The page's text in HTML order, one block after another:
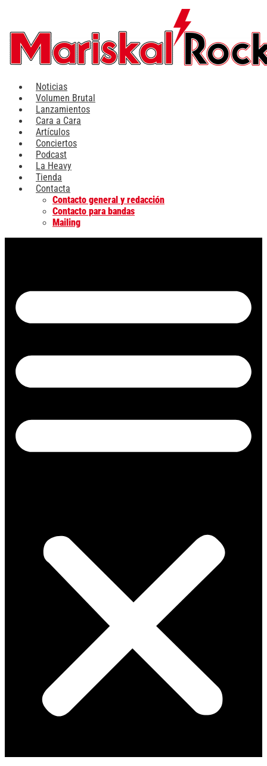
contenido
Noticias
Volumen Brutal
Lanzamientos
Cara a Cara
Artículos
Conciertos
Podcast
La Heavy
Tienda
Contacta
Contacto general y redacción
Contacto para bandas
Mailing